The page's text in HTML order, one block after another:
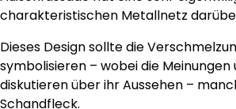
charakteristischen Metallnetz
Dieses Design sollte die
symbolisieren – wobei die
diskutieren über ihr Aussehen –
Schandfleck.